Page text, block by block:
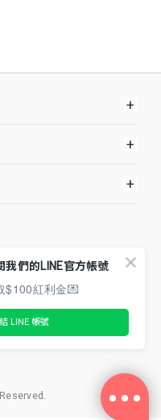
+
+
+
我們的LINE官方帳號
$100紅利金💌
LINE 帳號